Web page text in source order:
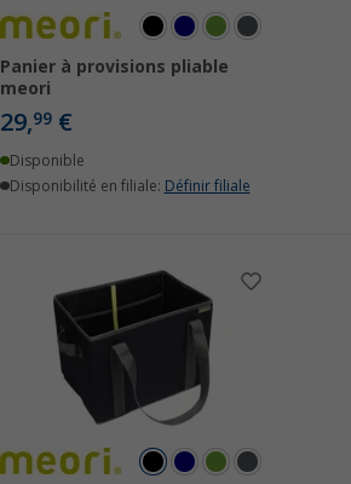
Panier à provisions pliable
meori
29,99 €
Disponible
Disponibilité en filiale: Définir filiale